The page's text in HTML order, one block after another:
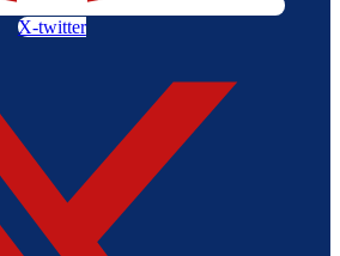
X-twitter